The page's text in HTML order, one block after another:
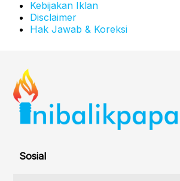
Kebijakan Iklan
Disclaimer
Hak Jawab & Koreksi
Sosial